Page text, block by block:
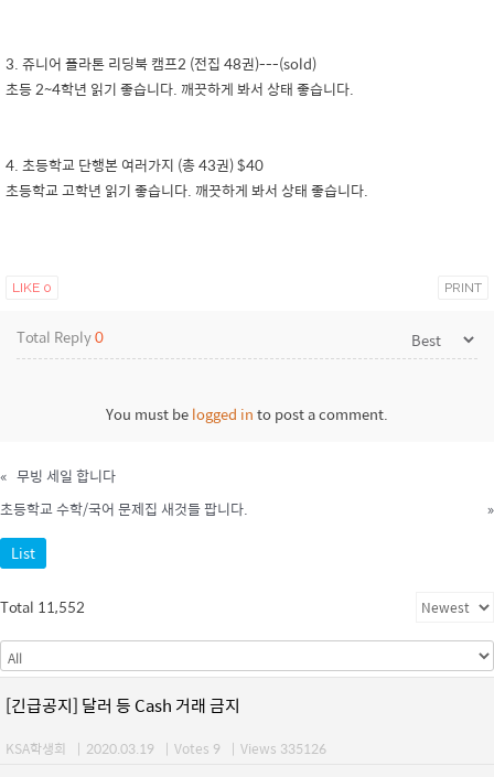
3. 쥬니어 플라톤 리딩북 캠프2 (전집 48권)---(sold)
초등 2~4학년 읽기 좋습니다. 깨끗하게 봐서 상태 좋습니다.
4. 초등학교 단행본 여러가지 (총 43권) $40
초등학교 고학년 읽기 좋습니다. 깨끗하게 봐서 상태 좋습니다.
LIKE 0 PRINT
Total Reply0
You must belogged into post a comment.
« 무빙 세일 합니다
초등학교 수학/국어 문제집 새것들 팝니다.
»
List
Total 11,552
[긴급공지] 달러 등 Cash 거래 금지
KSA학생회 | 2020.03.19 | Votes 9 | Views 335126